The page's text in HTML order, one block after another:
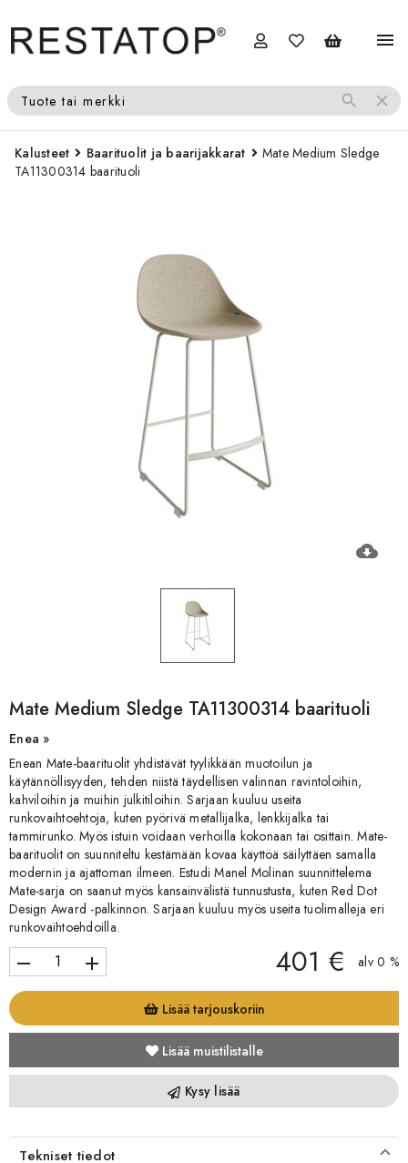
menu
Tuote tai merkki search close
Kalusteet Baarituolit ja baarijakkarat
Mate Medium Sledge
TA11300314 baarituoli
cloud_download
Mate Medium Sledge TA11300314 baarituoli
Enea »
Enean Mate-baarituolit yhdistävät tyylikkään muotoilun ja
käytännöllisyyden, tehden niistä täydellisen valinnan ravintoloihin,
kahviloihin ja muihin julkitiloihin. Sarjaan kuuluu useita
runkovaihtoehtoja, kuten pyörivä metallijalka, lenkkijalka tai
tammirunko. Myös istuin voidaan verhoilla kokonaan tai osittain. Mate-
baarituolit on suunniteltu kestämään kovaa käyttöä säilyttäen samalla
modernin ja ajattoman ilmeen. Estudi Manel Molinan suunnittelema
Mate-sarja on saanut myös kansainvälistä tunnustusta, kuten Red Dot
Design Award -palkinnon. Sarjaan kuuluu myös useita tuolimalleja eri
runkovaihtoehdoilla.
remove add 401 € alv 0 %
Lisää tarjouskoriin
Lisää muistilistalle
Kysy lisää
Tekniset tiedot